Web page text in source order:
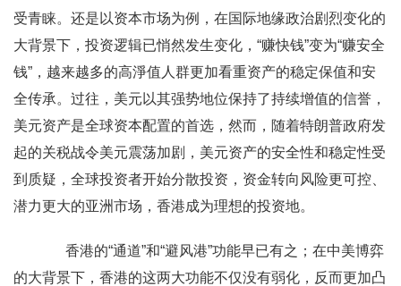
受青睐。还是以资本市场为例，在国际地缘政治剧烈变化的
大背景下，投资逻辑已悄然发生变化，“赚快钱”变为“赚安全
钱”，越来越多的高淨值人群更加看重资产的稳定保值和安
全传承。过往，美元以其强势地位保持了持续增值的信誉，
美元资产是全球资本配置的首选，然而，随着特朗普政府发
起的关税战令美元震荡加剧，美元资产的安全性和稳定性受
到质疑，全球投资者开始分散投资，资金转向风险更可控、
潜力更大的亚洲市场，香港成为理想的投资地。
香港的“通道”和“避风港”功能早已有之；在中美博弈
的大背景下，香港的这两大功能不仅没有弱化，反而更加凸